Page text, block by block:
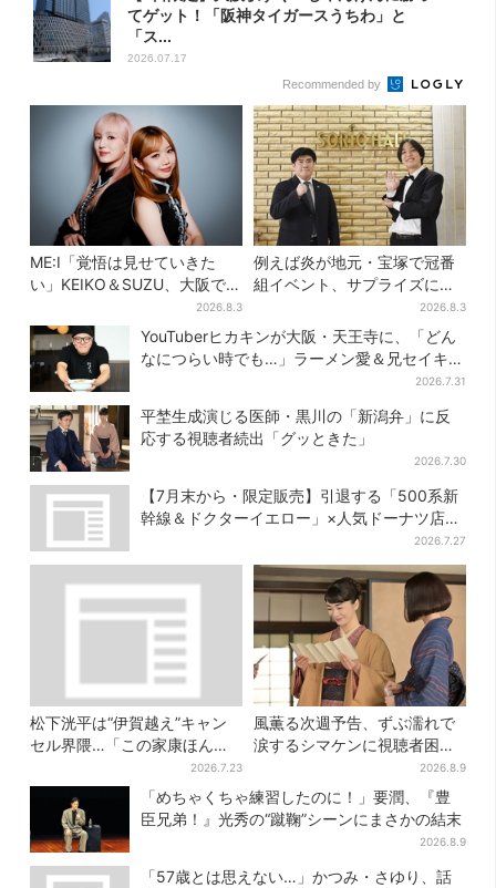
てゲット！「阪神タイガースうちわ」と
「ス...
2026.07.17
Recommended by
ME:I「覚悟は見せていきた
い」KEIKO＆SUZU、大阪で語
る…“日プ女子”からの3年間
と、7人で目指す夢
2026.8.3
例えば炎が地元・宝塚で冠番
組イベント、サプライズに会
場騒然「まさか本人が出てく
るとは…」
2026.8.3
YouTuberヒカキンが大阪・天王寺に、「どん
なにつらい時でも…」ラーメン愛＆兄セイキン
2026.7.31
平埜生成演じる医師・黒川の「新潟弁」に反
応する視聴者続出「グッときた」
2026.7.30
【7月末から・限定販売】引退する「500系新
幹線＆ドクターイエロー」×人気ドーナツ店が
2026.7.27
松下洸平は“伊賀越え”キャン
セル界隈…「この家康ほんと
憎たらしいな」【豊臣兄弟】
2026.7.23
風薫る次週予告、ずぶ濡れで
涙するシマケンに視聴者困惑
「何が起こっちゃうの」2026.8.9
「めちゃくちゃ練習したのに！」要潤、『豊
臣兄弟！』光秀の“蹴鞠”シーンにまさかの結末
2026.8.9
「57歳とは思えない…」かつみ・さゆり、話